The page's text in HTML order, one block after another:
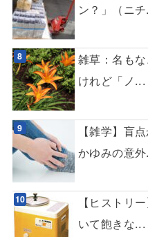
ン？」（ニ
雑草：名も
けれど「ノ...
【雑学】盲
かゆみの意
【ヒストリ
いて飽きな...